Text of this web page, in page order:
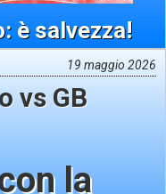
è salvezza!
19 maggio 2026
vs GB
la